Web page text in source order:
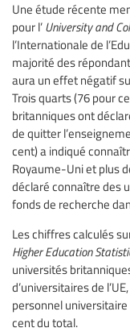
Une étude récente
pour l’ University and
l’Internationale de
majorité des
aura un effet négatif
Trois quarts (76 pour
britanniques ont
de quitter
cent) a indiqué
Royaume-Uni et plus
déclaré connaître des
fonds de recherche
Les chiffres calculés
Higher Education
universités
d’universitaires de
personnel
cent du total.